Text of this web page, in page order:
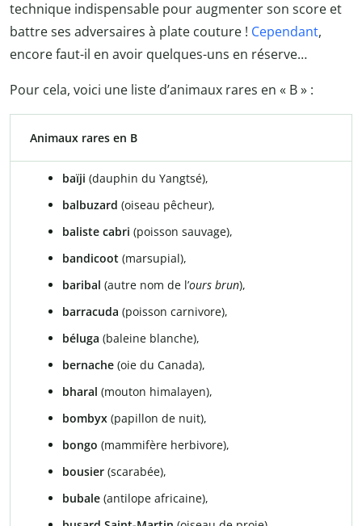
technique indispensable pour augmenter son score et
battre ses adversaires à plate couture ! Cependant,
encore faut-il en avoir quelques-uns en réserve…
Pour cela, voici une liste d’animaux rares en « B » :
Animaux rares en B
baïji (dauphin du Yangtsé),
balbuzard (oiseau pêcheur),
baliste cabri (poisson sauvage),
bandicoot (marsupial),
baribal (autre nom de l’ours brun),
barracuda (poisson carnivore),
béluga (baleine blanche),
bernache (oie du Canada),
bharal (mouton himalayen),
bombyx (papillon de nuit),
bongo (mammifère herbivore),
bousier (scarabée),
bubale (antilope africaine),